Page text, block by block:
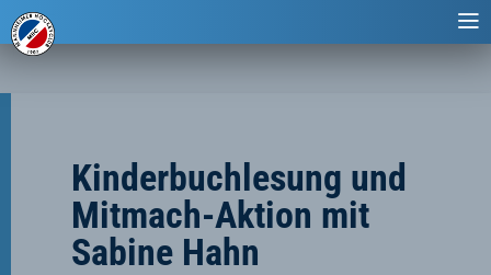
Kinderbuchlesung und
Mitmach-Aktion mit
Sabine Hahn